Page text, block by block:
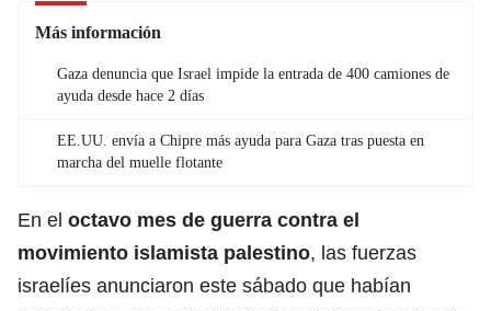
Más información
Gaza denuncia que Israel impide la entrada de 400 camiones de
ayuda desde hace 2 días
EE.UU. envía a Chipre más ayuda para Gaza tras puesta en
marcha del muelle flotante
En el octavo mes de guerra contra el
movimiento islamista palestino, las fuerzas
israelíes anunciaron este sábado que habían